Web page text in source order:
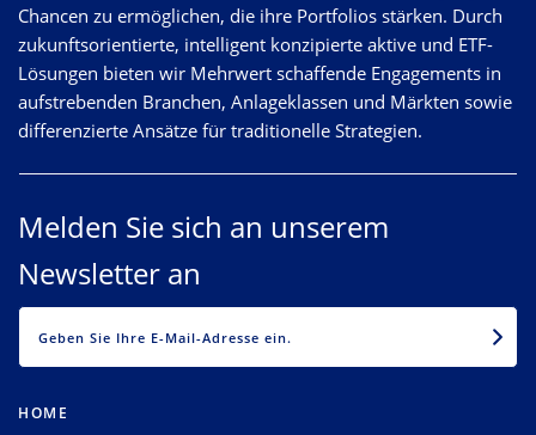
Chancen zu ermöglichen, die ihre Portfolios stärken. Durch
zukunftsorientierte, intelligent konzipierte aktive und ETF-
Lösungen bieten wir Mehrwert schaffende Engagements in
aufstrebenden Branchen, Anlageklassen und Märkten sowie
differenzierte Ansätze für traditionelle Strategien.
Melden Sie sich an unserem
Newsletter an
HOME